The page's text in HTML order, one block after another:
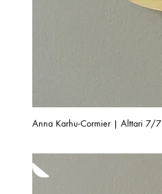
Anna Karhu-Cormier | Alttari 7/7